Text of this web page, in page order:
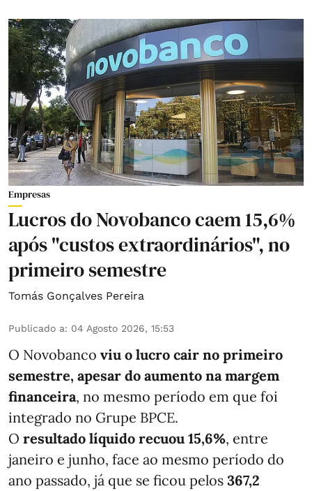
Empresas
Lucros do Novobanco caem 15,6%
após "custos extraordinários", no
primeiro semestre
Tomás Gonçalves Pereira
Publicado a: 04 Agosto 2026, 15:53
O Novobanco viu o lucro cair no primeiro
semestre, apesar do aumento na margem
financeira, no mesmo período em que foi
integrado no Grupe BPCE.
O resultado líquido recuou 15,6%, entre
janeiro e junho, face ao mesmo período do
ano passado, já que se ficou pelos 367,2